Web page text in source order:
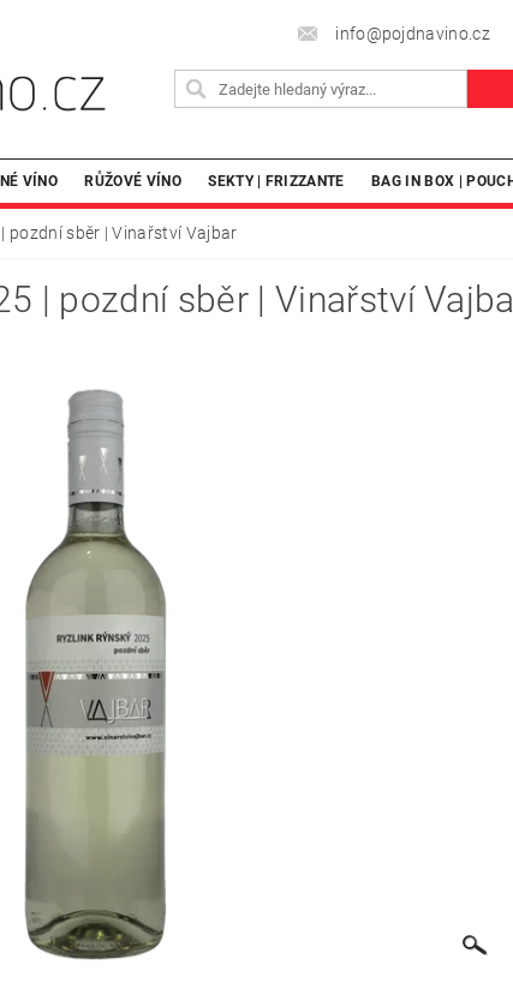
info@pojdnavino.cz
VÍNO RŮŽOVÉ VÍNO SEKTY | FRIZZANTE BAG IN BOX |
pozdní sběr | Vinařství Vajbar
| pozdní sběr | Vinařství